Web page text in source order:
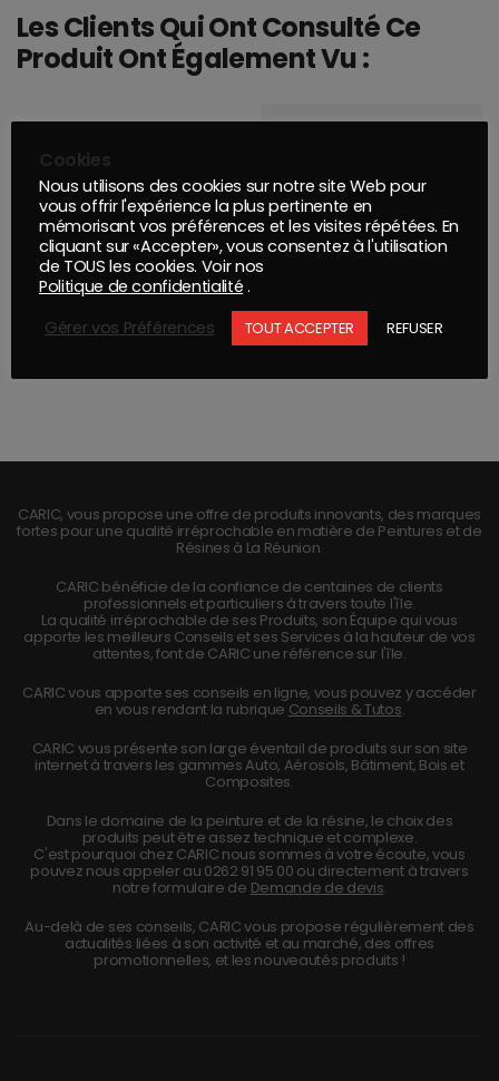
Les Clients Qui Ont Consulté Ce
Produit Ont Également Vu :
CARIC, vous propose une offre de produits innovants, des marques
fortes pour une qualité irréprochable en matière de Peintures et de
Résines à La Réunion.
CARIC bénéficie de la confiance de centaines de clients
professionnels et particuliers à travers toute l'île.
La qualité irréprochable de ses Produits, son Équipe qui vous
apporte les meilleurs Conseils et ses Services à la hauteur de vos
attentes, font de CARIC une référence sur l'île.
CARIC vous apporte ses conseils en ligne, vous pouvez y accéder
en vous rendant la rubrique Conseils & Tutos.
CARIC vous présente son large éventail de produits sur son site
internet à travers les gammes Auto, Aérosols, Bâtiment, Bois et
Composites.
Dans le domaine de la peinture et de la résine, le choix des
produits peut être assez technique et complexe.
C'est pourquoi chez CARIC nous sommes à votre écoute, vous
pouvez nous appeler au 0262 91 95 00 ou directement à travers
notre formulaire de Demande de devis.
Au-delà de ses conseils, CARIC vous propose régulièrement des
actualités liées à son activité et au marché, des offres
promotionnelles, et les nouveautés produits !
Cookies
Nous utilisons des cookies sur notre site Web pour
vous offrir l'expérience la plus pertinente en
mémorisant vos préférences et les visites répétées. En
cliquant sur «Accepter», vous consentez à l'utilisation
de TOUS les cookies. Voir nos
Politique de confidentialité .
Gérer vos Préférences
TOUT ACCEPTER REFUSER